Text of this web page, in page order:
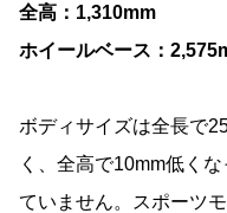
全高：1,310mm
ホイールベース：
ボディサイズは全長で
く、全高で10mm低く
ていません。スポーツ